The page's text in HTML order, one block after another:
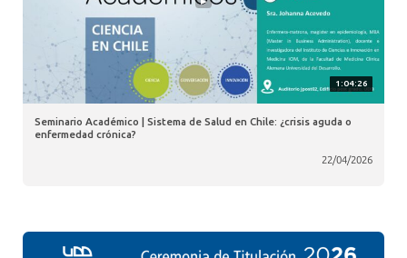
1:04:26
Seminario Académico | Sistema de Salud en Chile: ¿crisis aguda o
enfermedad crónica?
22/04/2026